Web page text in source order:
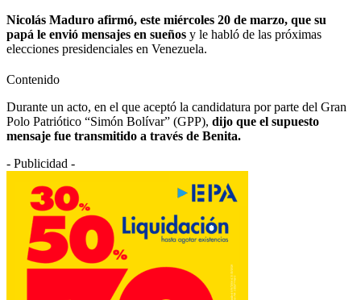
Nicolás Maduro afirmó, este miércoles 20 de marzo, que su
papá le envió mensajes en sueños y le habló de las próximas
elecciones presidenciales en Venezuela.
Contenido
Durante un acto, en el que aceptó la candidatura por parte del Gran
Polo Patriótico “Simón Bolívar” (GPP), dijo que el supuesto
mensaje fue transmitido a través de Benita.
- Publicidad -